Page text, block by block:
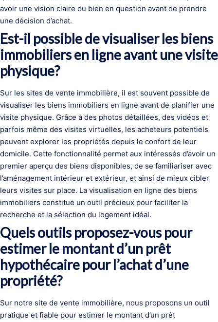
avoir une vision claire du bien en question avant de prendre
une décision d’achat.
Est-il possible de visualiser les biens
immobiliers en ligne avant une visite
physique?
Sur les sites de vente immobilière, il est souvent possible de
visualiser les biens immobiliers en ligne avant de planifier une
visite physique. Grâce à des photos détaillées, des vidéos et
parfois même des visites virtuelles, les acheteurs potentiels
peuvent explorer les propriétés depuis le confort de leur
domicile. Cette fonctionnalité permet aux intéressés d’avoir un
premier aperçu des biens disponibles, de se familiariser avec
l’aménagement intérieur et extérieur, et ainsi de mieux cibler
leurs visites sur place. La visualisation en ligne des biens
immobiliers constitue un outil précieux pour faciliter la
recherche et la sélection du logement idéal.
Quels outils proposez-vous pour
estimer le montant d’un prêt
hypothécaire pour l’achat d’une
propriété?
Sur notre site de vente immobilière, nous proposons un outil
pratique et fiable pour estimer le montant d’un prêt